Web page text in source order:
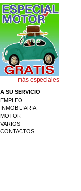
más especiales
A SU SERVICIO
EMPLEO
INMOBILIARIA
MOTOR
VARIOS
CONTACTOS